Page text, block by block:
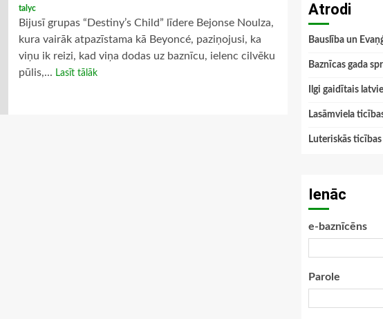
talyc
Bijusī grupas “Destiny’s Child” līdere Bejonse Noulza,
kura vairāk atpazīstama kā Beyoncé, paziņojusi, ka
viņu ik reizi, kad viņa dodas uz baznīcu, ielenc cilvēku
pūlis,... Lasīt tālāk
Atrodi
Bauslība un
Baznīcas gada
Ilgi gaidītais
Lasāmviela
Luteriskās
Ienāc
e-baznīcēns
Parole